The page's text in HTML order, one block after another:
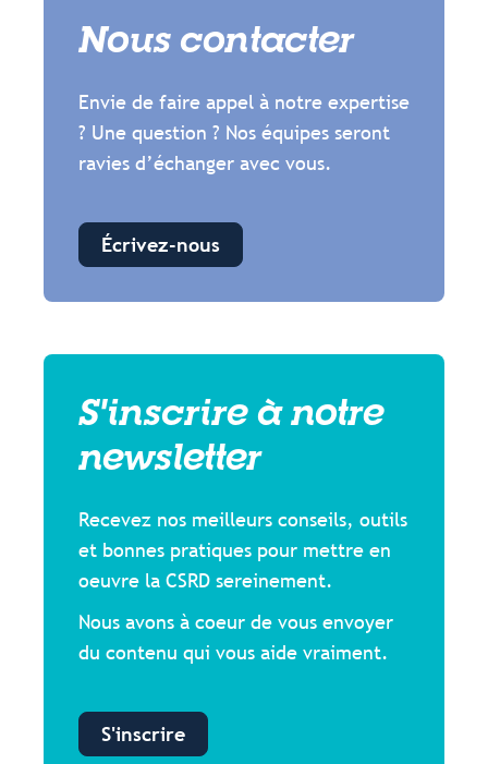
Nous contacter
Envie de faire appel à notre expertise
? Une question ? Nos équipes seront
ravies d’échanger avec vous.
Écrivez-nous
S'inscrire à notre
newsletter
Recevez nos meilleurs conseils, outils
et bonnes pratiques pour mettre en
oeuvre la CSRD sereinement.
Nous avons à coeur de vous envoyer
du contenu qui vous aide vraiment.
S'inscrire